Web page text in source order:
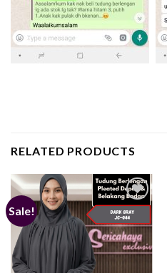
RELATED PRODUCTS
Sale!
Add to
wishlist